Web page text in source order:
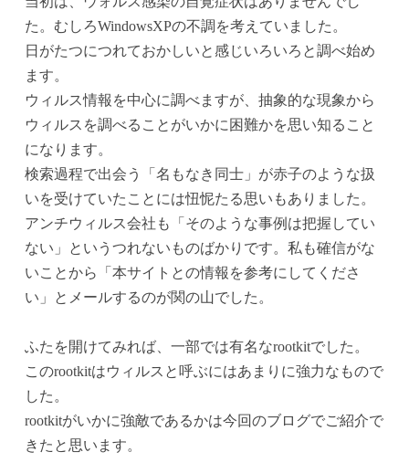
た。むしろWindowsXPの不調を考えていました。
日がたつにつれておかしいと感じいろいろと調べ始め
ます。
ウィルス情報を中心に調べますが、抽象的な現象から
ウィルスを調べることがいかに困難かを思い知ること
になります。
検索過程で出会う「名もなき同士」が赤子のような扱
いを受けていたことには忸怩たる思いもありました。
アンチウィルス会社も「そのような事例は把握してい
ない」というつれないものばかりです。私も確信がな
いことから「本サイトとの情報を参考にしてくださ
い」とメールするのが関の山でした。
ふたを開けてみれば、一部では有名なrootkitでした。
このrootkitはウィルスと呼ぶにはあまりに強力なもので
した。
rootkitがいかに強敵であるかは今回のブログでご紹介で
きたと思います。